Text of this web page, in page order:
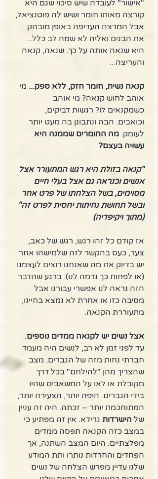
"אישור" לעובדה שיש סיכוי שגם היא
קורצה מאותו חומר ושיש לה פוטנציאל,
אבל המרצה העדיפה באופן מובהק
את הבנים ואליה לא שמה לב כלל...
היא שנאה אותה על כך. שנאה, קנאה
והעריצה...
קנאה נשית, חומר חזק, ללא ספק... מי
אוהב לחוש קנאה? מי אוהב
כשמקנאים לו? רגשות דביקים,
וכואבים. הבה ונתבונן בה מעט יותר
לעומק. מה החומרים שממנה היא
עשויה בעצם?
"קנאה בזולת היא רגש המתעורר אצל
אנשים וכנראה גם אצל בעלי חיים
מסוימים, בשל הצלחתו של פרט אחר
ובשל תחושת נחיתות יחסית לפרט זה"
(מתוך ויקיפדיה)
אז קודם כל זהו רגש, רגש של כאב,
צער, כעס בהקשר לזה שלמישהו אחר
יש בדיוק את מה שאנחנו רוצים לעצמנו
(או לפחות כך נדמה לנו). ברגע שהדבר
הזה נראה לנו אפשרי עבורנו אבל
מסיבה כזו או אחרת לא נמצא בחיינו,
מתעוררת הקנאה.
אצל נשים יש לקנאה ממדים נוספים.
עד לפני זמן לא רב, לנשים היה מעמד
חברתי נחות מזה של הגברים. מצב
שהצריך מהן "להילחם" בכל דרך
מקובלת או לאו על המשאבים שהיו
בידי הגברים. היפה יותר, הצעירה יותר,
המתוחכמת יותר – זכתה. היה זה עניין
של הישרדות גרידא. אין זה מפתיע כי
במצב כזה הקנאה תפסה ממדים
מפלצתיים. היום המצב השתנה, אך
הפחדים והחרדות נותרו ותת המודע
שלנו עדיין מפרש הצלחה של נשים